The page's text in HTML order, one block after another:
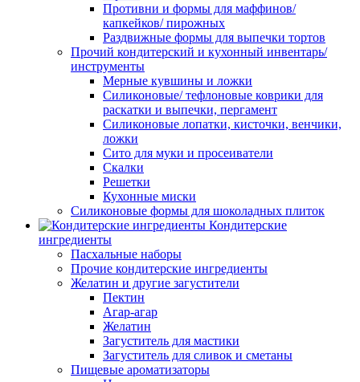
Противни и формы для маффинов/
капкейков/ пирожных
Раздвижные формы для выпечки тортов
Прочий кондитерский и кухонный инвентарь/
инструменты
Мерные кувшины и ложки
Силиконовые/ тефлоновые коврики для
раскатки и выпечки, пергамент
Силиконовые лопатки, кисточки, венчики,
ложки
Сито для муки и просеиватели
Скалки
Решетки
Кухонные миски
Силиконовые формы для шоколадных плиток
Кондитерские
ингредиенты
Пасхальные наборы
Прочие кондитерские ингредиенты
Желатин и другие загустители
Пектин
Агар-агар
Желатин
Загуститель для мастики
Загуститель для сливок и сметаны
Пищевые ароматизаторы